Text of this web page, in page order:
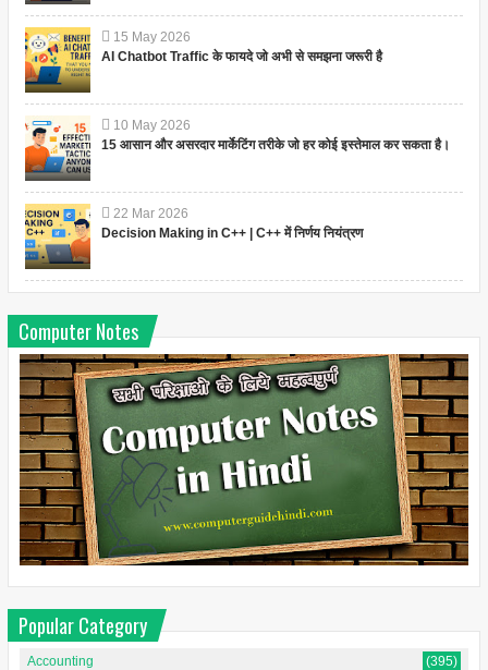
15 May 2026
AI Chatbot Traffic के फायदे जो अभी से समझना जरूरी है
10 May 2026
15 आसान और असरदार मार्केटिंग तरीके जो हर कोई इस्तेमाल कर सकता है।
22 Mar 2026
Decision Making in C++ | C++ में निर्णय नियंत्रण
Computer Notes
Popular Category
Accounting (395)